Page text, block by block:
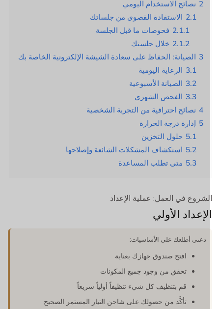
نصائح الاستخدام اليومي
2.1 الاستفادة القصوى من جلساتك
2.1.1 فحوصات ما قبل الجلسة
2.1.2 خلال جلستك
الصيانة: الحفاظ على سعادة الشيشة الإلكترونية الخاصة بك
3.1 الرعاية اليومية
3.2 الصيانة الأسبوعية
3.3 الفحص الشهري
نصائح احترافية من التجربة الشخصية
إدارة درجة الحرارة
5.1 حلول التخزين
5.2 استكشاف المشكلات الشائعة وإصلاحها
5.3 متى تطلب المساعدة
في العمل: عملية الإعداد
الأولي
دعني أطلعك على الأساسيات:
افتح صندوق جهازك بعناية
تحقق من وجود جميع المكونات
قم بتنظيف كل شيء تنظيفاً أولياً سريعاً
تأكَّد من حصولك على شاحن التيار المستمر الصحيح